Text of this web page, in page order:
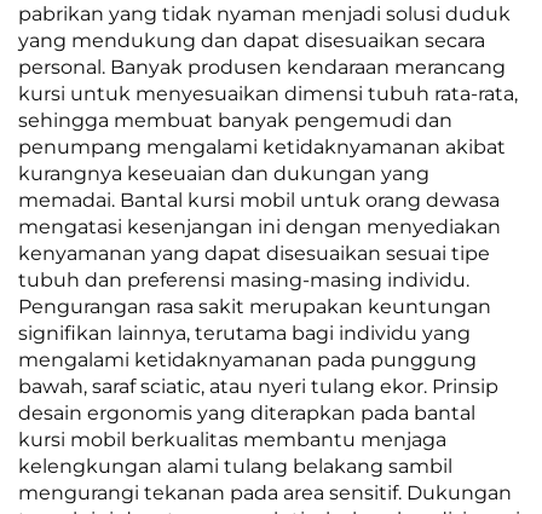
pabrikan yang tidak nyaman menjadi solusi duduk
yang mendukung dan dapat disesuaikan secara
personal. Banyak produsen kendaraan merancang
kursi untuk menyesuaikan dimensi tubuh rata-rata,
sehingga membuat banyak pengemudi dan
penumpang mengalami ketidaknyamanan akibat
kurangnya keseuaian dan dukungan yang
memadai. Bantal kursi mobil untuk orang dewasa
mengatasi kesenjangan ini dengan menyediakan
kenyamanan yang dapat disesuaikan sesuai tipe
tubuh dan preferensi masing-masing individu.
Pengurangan rasa sakit merupakan keuntungan
signifikan lainnya, terutama bagi individu yang
mengalami ketidaknyamanan pada punggung
bawah, saraf sciatic, atau nyeri tulang ekor. Prinsip
desain ergonomis yang diterapkan pada bantal
kursi mobil berkualitas membantu menjaga
kelengkungan alami tulang belakang sambil
mengurangi tekanan pada area sensitif. Dukungan